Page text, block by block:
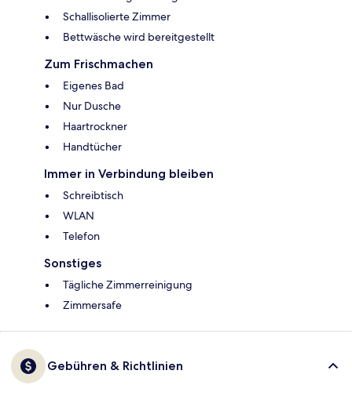
Schallisolierte Zimmer
Bettwäsche wird bereitgestellt
Zum Frischmachen
Eigenes Bad
Nur Dusche
Haartrockner
Handtücher
Immer in Verbindung bleiben
Schreibtisch
WLAN
Telefon
Sonstiges
Tägliche Zimmerreinigung
Zimmersafe
Gebühren & Richtlinien